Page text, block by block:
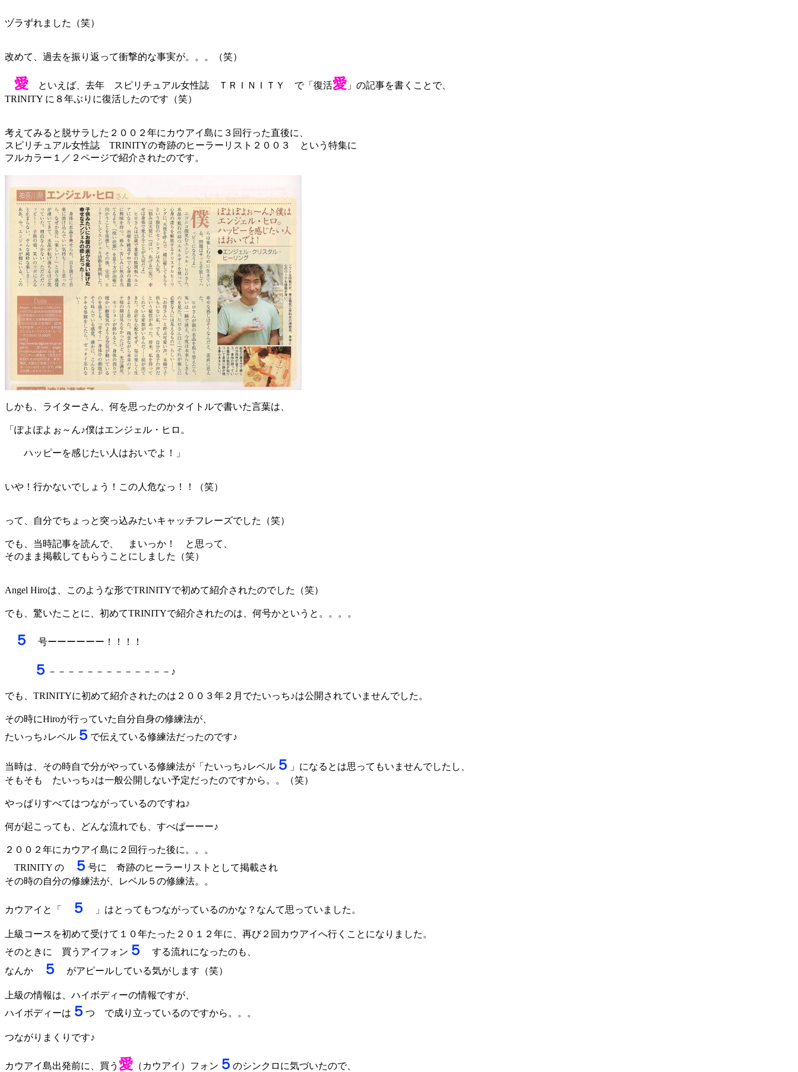
ヅラずれました（笑）
改めて、過去を振り返って衝撃的な事実が。。。（笑）
愛 といえば、去年 スピリチュアル女性誌 ＴＲＩＮＩＴＹ で「復活愛 」の記事を書くことで、
TRINITY に８年ぶりに復活したのです（笑）
考えてみると脱サラした２００２年にカウアイ島に３回行った直後に、
スピリチュアル女性誌 TRINITYの奇跡のヒーラーリスト２００３ という特集に
フルカラー１／２ページで紹介されたのです。
しかも、ライターさん、何を思ったのかタイトルで書いた言葉は、
「ぽよぽよぉ～ん♪僕はエンジェル・ヒロ。
ハッピーを感じたい人はおいでよ！」
いや！行かないでしょう！この人危なっ！！（笑）
って、自分でちょっと突っ込みたいキャッチフレーズでした（笑）
でも、当時記事を読んで、 まいっか！ と思って、
そのまま掲載してもらうことにしました（笑）
Angel Hiroは、このような形でTRINITYで初めて紹介されたのでした（笑）
でも、驚いたことに、初めてTRINITYで紹介されたのは、何号かというと。。。。
５ 号ーーーーーー！！！！
５ －－－－－－－－－－－－－♪
でも、TRINITYに初めて紹介されたのは２００３年２月でたいっち♪は公開されていませんでした。
その時にHiroが行っていた自分自身の修練法が、
たいっち♪レベル ５ で伝えている修練法だったのです♪
当時は、その時自で分がやっている修練法が「たいっち♪レベル ５ 」になるとは思ってもいませんでしたし、
そもそも たいっち♪は一般公開しない予定だったのですから。。（笑）
やっぱりすべてはつながっているのですね♪
何が起こっても、どんな流れでも、すべぱーーー♪
２００２年にカウアイ島に２回行った後に。。。
TRINITY の
５ 号に 奇跡のヒーラーリストとして掲載され
その時の自分の修練法が、レベル５の修練法。。
カウアイと「 ５ 」はとってもつながっているのかな？なんて思っていました。
上級コースを初めて受けて１０年たった２０１２年に、再び２回カウアイへ行くことになりました。
そのときに 買うアイフォン ５
する流れになったのも、
なんか
５ がアピールしている気がします（笑）
上級の情報は、ハイボディーの情報ですが、
ハイボディーは ５ つ で成り立っているのですから。。。
つながりまくりです♪
カウアイ島出発前に、買う 愛 （カウアイ）フォン ５ のシンクロに気づいたので、